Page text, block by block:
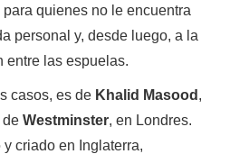
para quienes no le encuentra
personal y, desde luego, a la
entre las espuelas.
casos, es de Khalid Masood ,
deWestminster, en Londres.
criado en Inglaterra,